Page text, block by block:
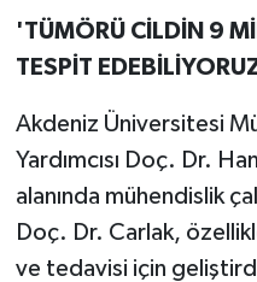
'TÜMÖRÜ CİLDİN 9
TESPİT
Akdeniz Üniversitesi
Yardımcısı Doç. Dr.
alanında mühendislik
Doç. Dr. Carlak,
ve tedavisi için